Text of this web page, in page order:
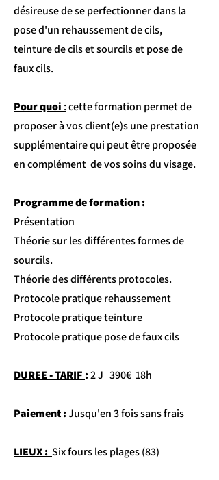
désireuse de se perfectionner dans la
pose d'un rehaussement de cils,
teinture de cils et sourcils et pose de
faux cils.
Pour quoi :cette formation permet de
proposer à vos client(e)s une prestation
supplémentaire qui peut être proposée
en complément de vos soins du visage.
Programme de formation :
Présentation
Théorie sur les différentes formes de
sourcils.
Théorie des différents protocoles.
Protocole pratique rehaussement
Protocole pratique teinture
Protocole pratique pose de faux cils
DUREE - TARIF :2 J 390€ 18h
Paiement :Jusqu'en 3 fois sans frais
LIEUX : Six fours les plages (83)